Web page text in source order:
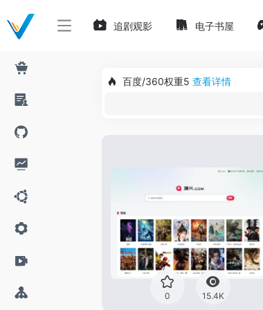
追剧观影 电子书屋
百度/360权重5 查看详情
0 15.4K